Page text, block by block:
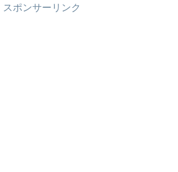
スポンサーリンク